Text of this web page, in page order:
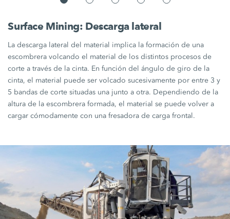
Surface Mining: Descarga lateral
La descarga lateral del material implica la formación de una
escombrera volcando el material de los distintos procesos de
corte a través de la cinta. En función del ángulo de giro de la
cinta, el material puede ser volcado sucesivamente por entre 3 y
5 bandas de corte situadas una junto a otra. Dependiendo de la
altura de la escombrera formada, el material se puede volver a
cargar cómodamente con una fresadora de carga frontal.